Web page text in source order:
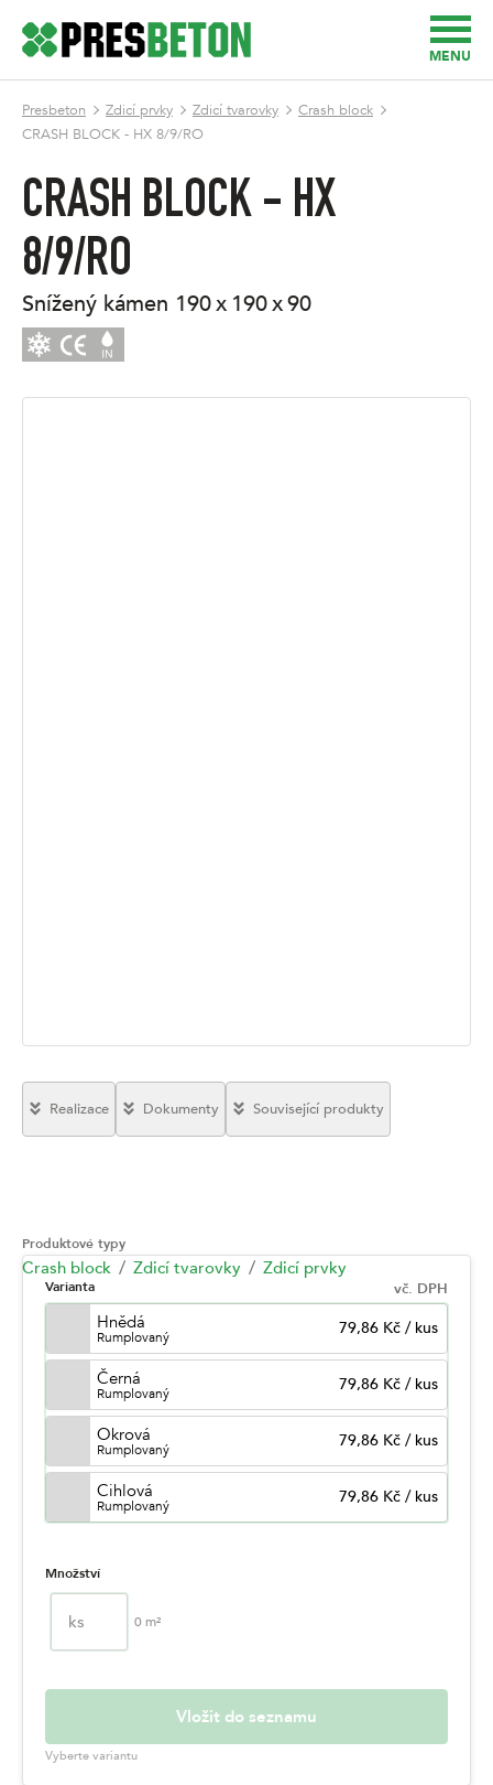
MENU
Presbeton Zdicí prvky Zdicí tvarovky
Crash block
CRASH BLOCK - HX 8/9/RO
CRASH BLOCK - HX
8/9/RO
snížený kámen 190 x 190 x 90
Produktové typy
Crash block Zdicí tvarovky Zdicí prvky
Varianta vč. DPH
Hnědá
Rumplovaný 79,86 Kč / kus
Černá
Rumplovaný 79,86 Kč / kus
Okrová
Rumplovaný 79,86 Kč / kus
Cihlová
Rumplovaný 79,86 Kč / kus
Množství
ks 0 m²
Vložit do seznamu
Vyberte variantu
Realizace Dokumenty Související produkty